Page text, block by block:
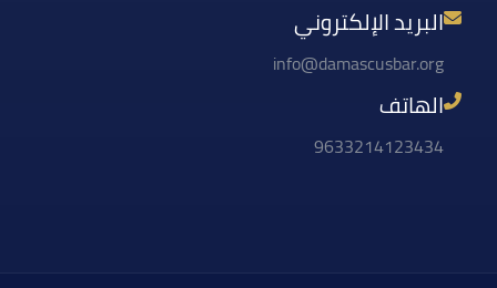
البريد الإلكتروني
info@damascusbar.org
الهاتف
9633214123434